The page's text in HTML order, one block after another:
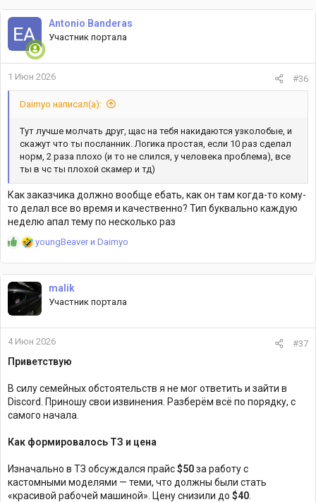
Antonio Banderas
Участник портала
1 Июн 2026 #36
Daimyo написал(а):
Тут лучше молчать друг, щас на тебя накидаются узколобые, и
скажут что ты посланник. Логика простая, если 10 раз сделал
норм, 2 раза плохо (и то не слился, у человека проблема), все
ты в чс ты плохой скамер и тд)
Как заказчика должно вообще ебать, как он там когда-то кому-
то делал все во время и качественно? Тип буквально каждую
неделю апал тему по несколько раз
Р
а
ц
и
и
:
youngBeaver и Daimyo
malik
Участник портала
4 Июн 2026 #37
Приветствую
В силу семейных обстоятельств я не мог ответить и зайти в
Discord. Приношу свои извинения. Разберём всё по порядку, с
самого начала.
Как формировалось ТЗ и цена
Изначально в ТЗ обсуждался прайс$50за работу с
кастомными моделями — теми, что должны были стать
«красивой рабочей машиной». Цену снизили до $40